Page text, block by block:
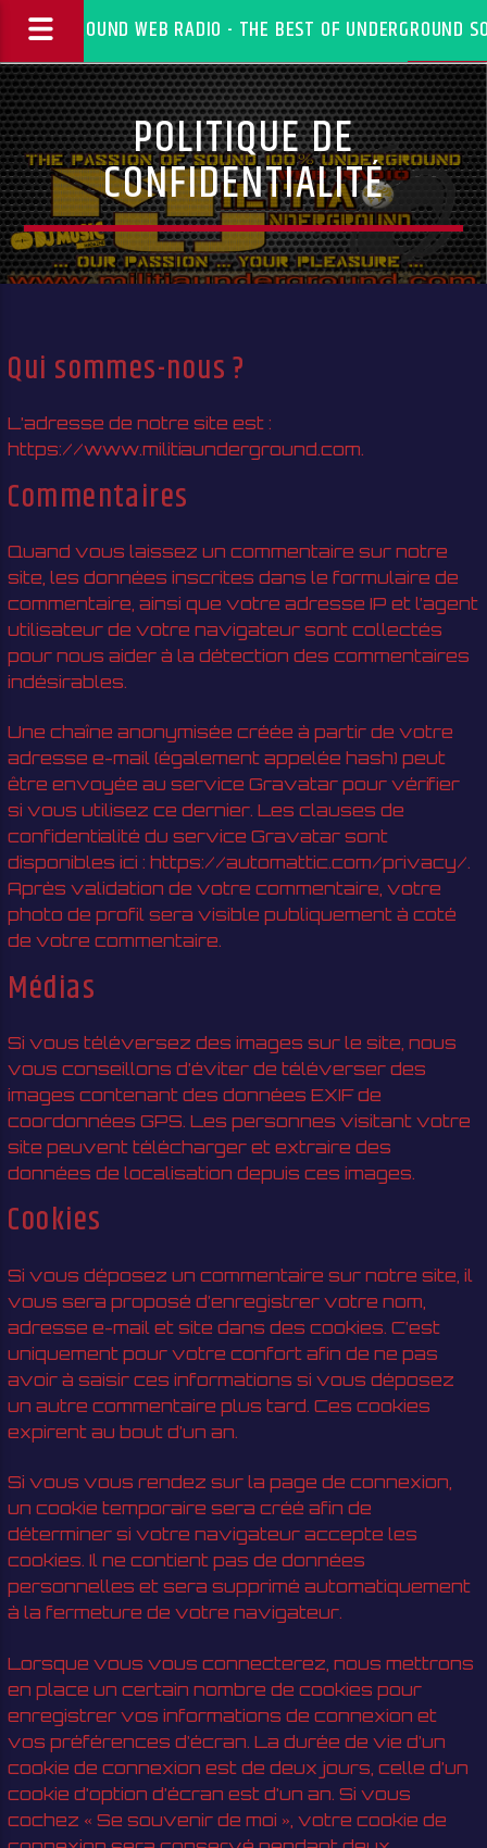
WEB RADIO - THE BEST OF UNDERGROUND
EN CE MOMENT
DJ ARI'S STYLE
MUSIC CORE MILITIA SHOW
Militia Underground
POLITIQUE DE
CONFIDENTIALITÉ
Qui sommes-nous ?
L’adresse de notre site est :
https://www.militiaunderground.com.
Commentaires
Quand vous laissez un commentaire sur notre
site, les données inscrites dans le formulaire de
commentaire, ainsi que votre adresse IP et l’agent
utilisateur de votre navigateur sont collectés
pour nous aider à la détection des commentaires
indésirables.
Une chaîne anonymisée créée à partir de votre
adresse e-mail (également appelée hash) peut
être envoyée au service Gravatar pour vérifier
si vous utilisez ce dernier. Les clauses de
confidentialité du service Gravatar sont
disponibles ici : https://automattic.com/privacy/.
Après validation de votre commentaire, votre
photo de profil sera visible publiquement à coté
de votre commentaire.
Médias
Si vous téléversez des images sur le site, nous
vous conseillons d’éviter de téléverser des
images contenant des données EXIF de
coordonnées GPS. Les personnes visitant votre
site peuvent télécharger et extraire des
données de localisation depuis ces images.
Cookies
Si vous déposez un commentaire sur notre site, il
vous sera proposé d’enregistrer votre nom,
adresse e-mail et site dans des cookies. C’est
uniquement pour votre confort afin de ne pas
avoir à saisir ces informations si vous déposez
un autre commentaire plus tard. Ces cookies
expirent au bout d’un an.
Si vous vous rendez sur la page de connexion,
un cookie temporaire sera créé afin de
déterminer si votre navigateur accepte les
cookies. Il ne contient pas de données
personnelles et sera supprimé automatiquement
à la fermeture de votre navigateur.
Lorsque vous vous connecterez, nous mettrons
en place un certain nombre de cookies pour
enregistrer vos informations de connexion et
vos préférences d’écran. La durée de vie d’un
cookie de connexion est de deux jours, celle d’un
cookie d’option d’écran est d’un an. Si vous
cochez « Se souvenir de moi », votre cookie de